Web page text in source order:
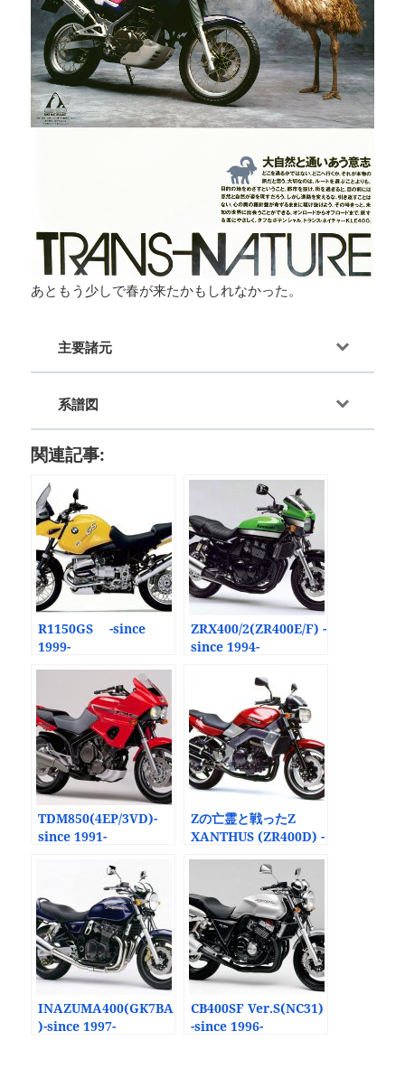
あともう少しで春が来たかもしれなかった。
主要諸元
系譜図
関連記事:
R1150GS -since
1999-
ZRX400/2(ZR400E/F) -
since 1994-
TDM850(4EP/3VD)-
since 1991-
Zの亡霊と戦ったZ
XANTHUS (ZR400D) -
INAZUMA400(GK7BA
)-since 1997-
CB400SF Ver.S(NC31)
-since 1996-